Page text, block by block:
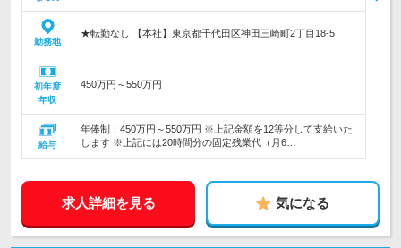
勤務地
★転勤なし 【本社】東京都千代田区神田三崎町2丁目18-5
初年度
年収
450万円～550万円
給与
年俸制：450万円～550万円 ※上記金額を12等分して支給いた
します ※上記には20時間分の固定残業代（月6…
求人詳細を見る 気になる